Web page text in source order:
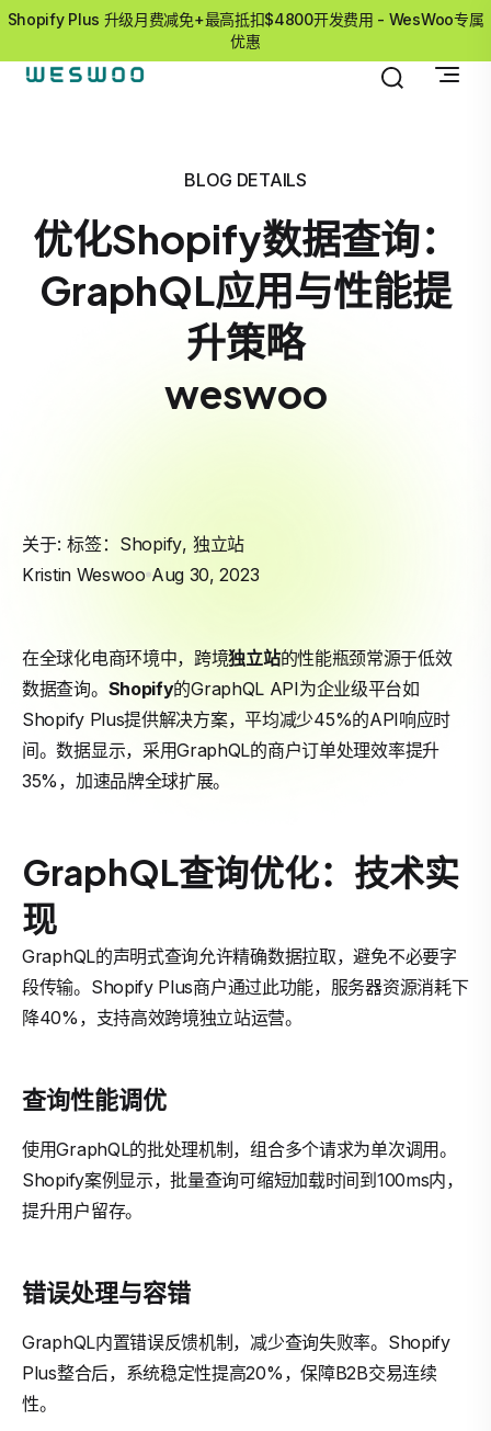
Shopify Plus 升级月费减免+最高抵扣$4800开发费用 - WesWoo专属
优惠
BLOG DETAILS
优化Shopify数据查询：
GraphQL应用与性能提
升策略
weswoo
关于: 标签： Shopify, 独立站
Kristin Weswoo Aug 30, 2023
在全球化电商环境中，跨境独立站的性能瓶颈常源于低效
数据查询。 Shopify的GraphQL API为企业级平台如
Shopify Plus提供解决方案，平均减少45%的API响应时
间。数据显示，采用GraphQL的商户订单处理效率提升
35%，加速品牌全球扩展。
GraphQL查询优化：技术实
现
GraphQL的声明式查询允许精确数据拉取，避免不必要字
段传输。Shopify Plus商户通过此功能，服务器资源消耗下
降40%，支持高效跨境独立站运营。
查询性能调优
使用GraphQL的批处理机制，组合多个请求为单次调用。
Shopify案例显示，批量查询可缩短加载时间到100ms内，
提升用户留存。
错误处理与容错
GraphQL内置错误反馈机制，减少查询失败率。Shopify
Plus整合后，系统稳定性提高20%，保障B2B交易连续
性。